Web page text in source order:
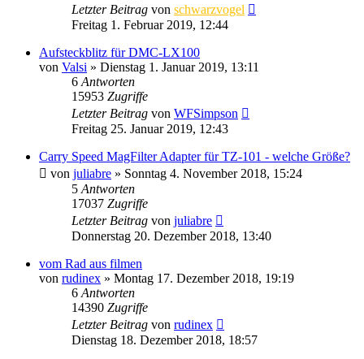
Letzter Beitrag von schwarzvogel
Freitag 1. Februar 2019, 12:44
Aufsteckblitz für DMC-LX100
von Valsi » Dienstag 1. Januar 2019, 13:11
6 Antworten
15953 Zugriffe
Letzter Beitrag von WFSimpson
Freitag 25. Januar 2019, 12:43
Carry Speed MagFilter Adapter für TZ-101 - welche Größe?
von juliabre » Sonntag 4. November 2018, 15:24
5 Antworten
17037 Zugriffe
Letzter Beitrag von juliabre
Donnerstag 20. Dezember 2018, 13:40
vom Rad aus filmen
von rudinex » Montag 17. Dezember 2018, 19:19
6 Antworten
14390 Zugriffe
Letzter Beitrag von rudinex
Dienstag 18. Dezember 2018, 18:57